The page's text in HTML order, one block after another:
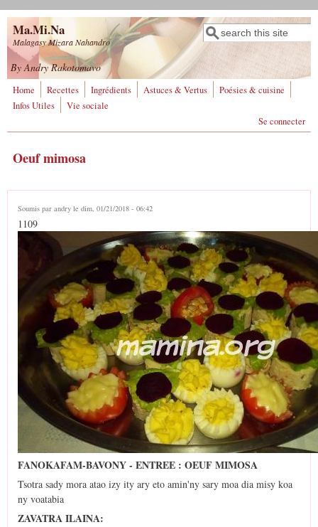
Aller au contenu principal
Ma.Mi.Na
Malagasy Mizara Nahandro
Formulaire de
recherche
Rechercher
By Andry Rakotomavo
Home Recettes Ingrédients Astuces & Vertus
Poésies & cuisine
Infos Utiles
Vie sociale
Se connecter
Oeuf mimosa
Soumis par andry le dim, 01/21/2018 - 06:42
1109
FANOKAFAM-BAVONY - ENTREE : OEUF MIMOSA
Tsotra sady mora atao izy ity ary eto amin'ny sary moa dia misy koa
ny voatabia
ZAVATRA ILAINA: